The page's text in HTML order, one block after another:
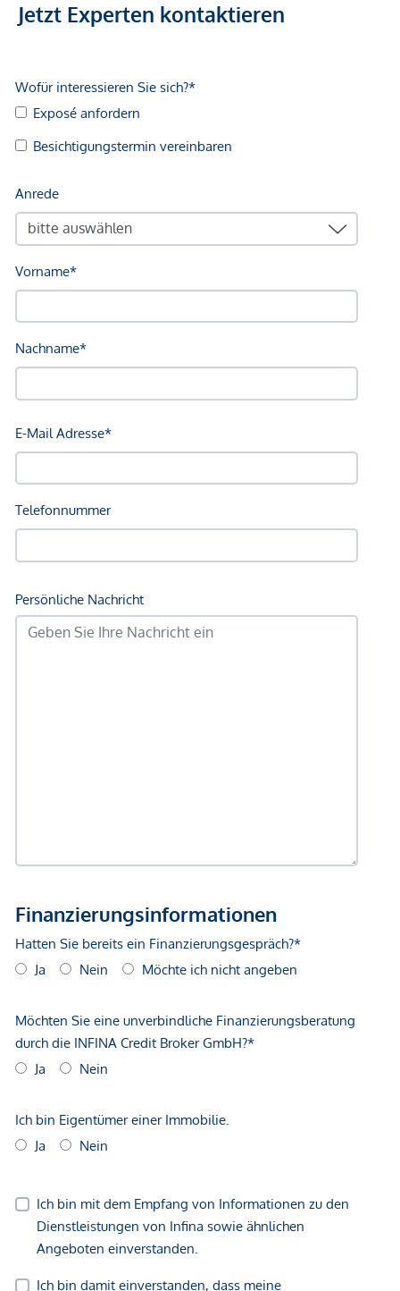
Gesundheit
Arzt <225m
Klinik <250m
Kinder & Schulen
Schule <100m
Kindergarten <200m
Universität <750m
Nahversorgung
Bäckerei <125m
Geldautomat <300m
Bank <300m
Post <325m
Verkehr
Bus <100m
Immobilienunternehmen angeboten. Allfällige aus dem
gegenüber dem anbietenden Immobilienunternehmen
geltend zu machen. Wir weisen Sie darauf hin, dass die
gemachten Angaben und Informationen lediglich
unverbindliche Vorabinformationen sind und daher ohne
Jetzt Experten kontaktieren